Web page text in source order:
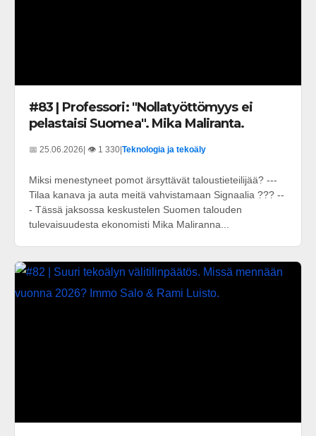
#83 | Professori: "Nollatyöttömyys ei
pelastaisi Suomea". Mika Maliranta.
📅 25.06.2026 | 👁️ 1 330 Teknologia ja tekoäly
Miksi menestyneet pomot ärsyttävät taloustieteilijää? ---
Tilaa kanava ja auta meitä vahvistamaan Signaalia ??? --
- Tässä jaksossa keskustelen Suomen talouden
tulevaisuudesta ekonomisti Mika Maliranna...